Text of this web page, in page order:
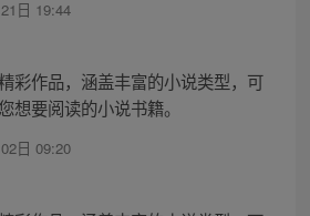
日 19:44
彩作品，涵盖丰富的小说类型，可
想要阅读的小说书籍。
日 09:20